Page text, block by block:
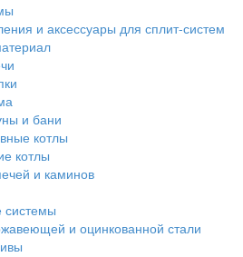
и аксессуары для сплит-систем
и бани
котлы
котлы
и каминов
системы
и оцинкованной стали